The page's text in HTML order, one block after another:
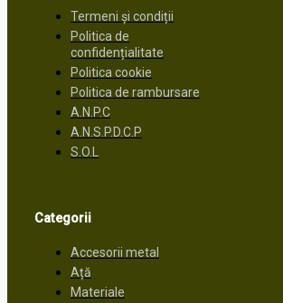
Termeni și condiții
Politica de
confidențialitate
Politica cookie
Politica de rambursare
A.N.P.C
A.N.S.P.D.C.P
S.O.L
Categorii
Accesorii metal
Ață
Materiale